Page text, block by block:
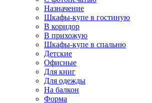
Назначение
Шкафы-купе в гостиную
В коридор
В прихожую
Шкафы-купе в спальню
Детские
Офисные
Для книг
Для одежды
На балкон
Форма